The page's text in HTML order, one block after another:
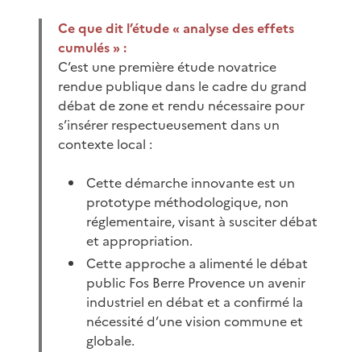
Ce que dit l’étude « analyse des effets
cumulés » :
C’est une première étude novatrice
rendue publique dans le cadre du grand
débat de zone et rendu nécessaire pour
s’insérer respectueusement dans un
contexte local :
Cette démarche innovante est un
prototype méthodologique, non
réglementaire, visant à susciter débat
et appropriation.
Cette approche a alimenté le débat
public Fos Berre Provence un avenir
industriel en débat et a confirmé la
nécessité d’une vision commune et
globale.